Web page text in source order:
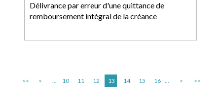
Délivrance par erreur d'une quittance de
remboursement intégral de la créance
<< < ... 10 11 12 13 14 15 16 ... > >>